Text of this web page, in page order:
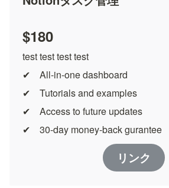
$180
test test test test
✔︎　All-in-one dashboard
✔︎　Tutorials and examples
✔︎　Access to future updates
✔︎　30-day money-back gurantee
リンク